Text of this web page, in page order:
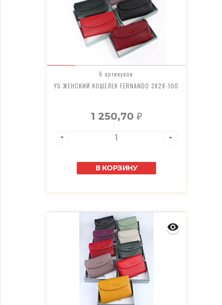
6 артикулов
YS ЖЕНСКИЙ КОШЕЛЕК FERNANDO 3828-100
1 250,70 ₽
В КОРЗИНУ